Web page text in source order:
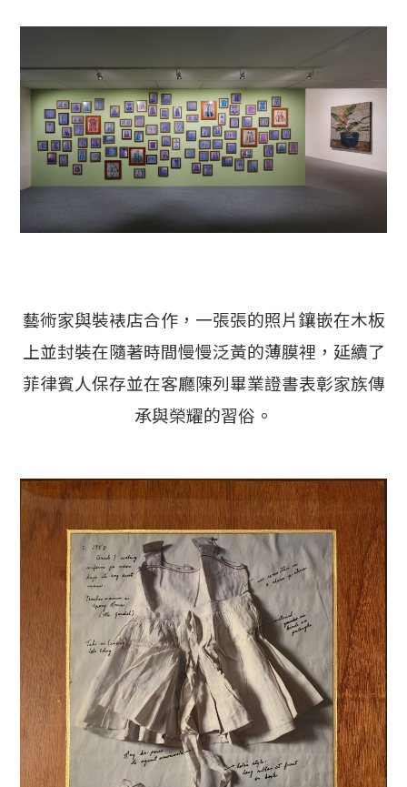
藝術家與裝裱店合作，一張張的照片鑲嵌在木板
上並封裝在隨著時間慢慢泛黃的薄膜裡，延續了
菲律賓人保存並在客廳陳列畢業證書表彰家族傳
承與榮耀的習俗。